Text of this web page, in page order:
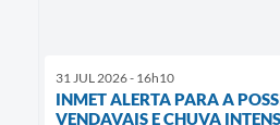
31 JUL 2026 - 16h10
INMET ALERTA PARA A
VENDAVAIS E CHUVA